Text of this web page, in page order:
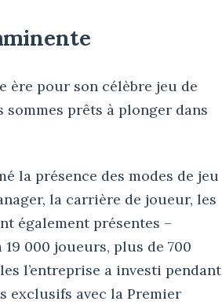
ère pour son célèbre jeu de
prêts à plonger dans
la présence des modes de jeu
la carrière de joueur, les
également présentes –
000 joueurs, plus de 700
l’entreprise a investi pendant
exclusifs avec la Premier